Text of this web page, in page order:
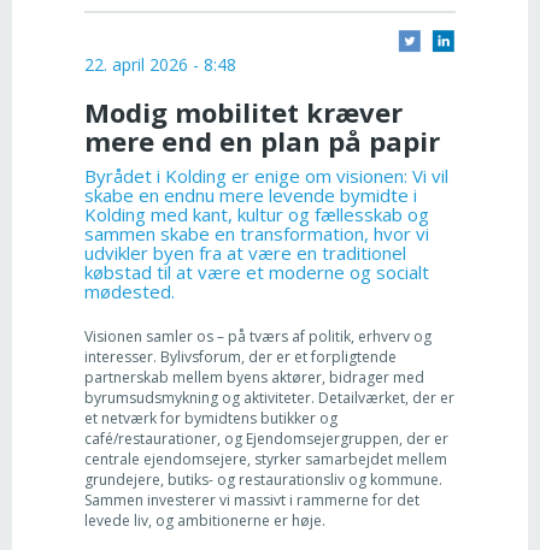
22. april 2026 - 8:48
Modig mobilitet kræver
mere end en plan på papir
Byrådet i Kolding er enige om visionen: Vi vil
skabe en endnu mere levende bymidte i
Kolding med kant, kultur og fællesskab og
sammen skabe en transformation, hvor vi
udvikler byen fra at være en traditionel
købstad til at være et moderne og socialt
mødested.
Visionen samler os – på tværs af politik, erhverv og
interesser. Bylivsforum, der er et forpligtende
partnerskab mellem byens aktører, bidrager med
byrumsudsmykning og aktiviteter. Detailværket, der er
et netværk for bymidtens butikker og
café/restaurationer, og Ejendomsejergruppen, der er
centrale ejendomsejere, styrker samarbejdet mellem
grundejere, butiks- og restaurationsliv og kommune.
Sammen investerer vi massivt i rammerne for det
levede liv, og ambitionerne er høje.